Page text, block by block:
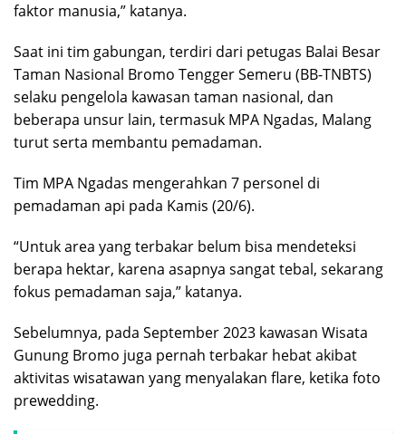
faktor manusia,” katanya.
Saat ini tim gabungan, terdiri dari petugas Balai Besar
Taman Nasional Bromo Tengger Semeru (BB-TNBTS)
selaku pengelola kawasan taman nasional, dan
beberapa unsur lain, termasuk MPA Ngadas, Malang
turut serta membantu pemadaman.
Tim MPA Ngadas mengerahkan 7 personel di
pemadaman api pada Kamis (20/6).
“Untuk area yang terbakar belum bisa mendeteksi
berapa hektar, karena asapnya sangat tebal, sekarang
fokus pemadaman saja,” katanya.
Sebelumnya, pada September 2023 kawasan Wisata
Gunung Bromo juga pernah terbakar hebat akibat
aktivitas wisatawan yang menyalakan flare, ketika foto
prewedding.